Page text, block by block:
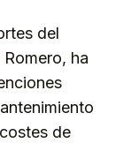
del
ha
de